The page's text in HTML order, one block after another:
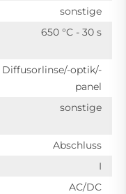
sonstige
650 °C - 30 s
Diffusorlinse/-optik/-
panel
sonstige
Abschluss
I
AC/DC